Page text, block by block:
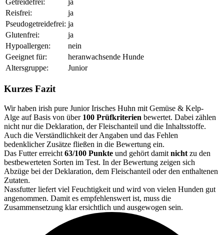
Getreidefrei:
ja
Reisfrei:
ja
Pseudogetreidefrei: ja
Glutenfrei:
ja
Hypoallergen:
nein
Geeignet für:
heranwachsende Hunde
Altersgruppe:
Junior
Kurzes Fazit
Wir haben irish pure Junior Irisches Huhn mit Gemüse & Kelp-
Alge auf Basis von über 100 Prüfkriterien bewertet. Dabei zählen
nicht nur die Deklaration, der Fleischanteil und die Inhaltsstoffe.
Auch die Verständlichkeit der Angaben und das Fehlen
bedenklicher Zusätze fließen in die Bewertung ein.
Das Futter erreicht 63/100 Punkte und gehört damit nicht zu den
bestbewerteten Sorten im Test. In der Bewertung zeigen sich
Abzüge bei der Deklaration, dem Fleischanteil oder den enthaltenen
Zutaten.
Nassfutter liefert viel Feuchtigkeit und wird von vielen Hunden gut
angenommen. Damit es empfehlenswert ist, muss die
Zusammensetzung klar ersichtlich und ausgewogen sein.